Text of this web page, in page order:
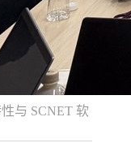
与 SCNET 软